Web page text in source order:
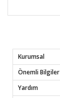
Kurumsal
Önemli Bilgiler
Yardım